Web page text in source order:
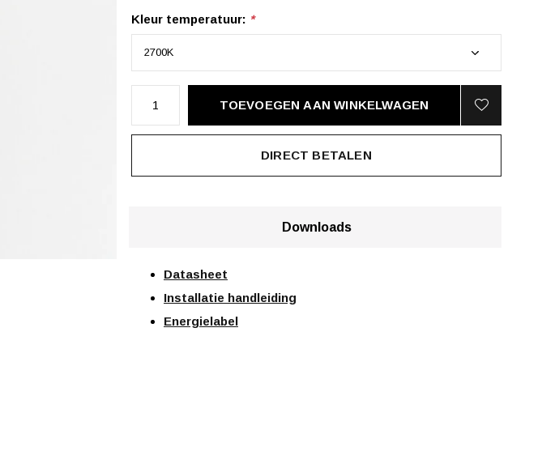
Kleur temperatuur: *
TOEVOEGEN AAN WINKELWAGEN
DIRECT BETALEN
Downloads
Datasheet
Installatie handleiding
Energielabel